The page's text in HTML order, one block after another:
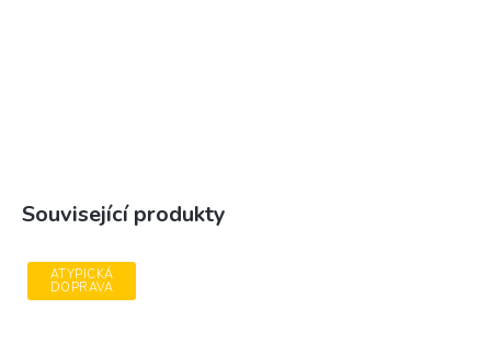
Související produkty
ATYPICKÁ
DOPRAVA